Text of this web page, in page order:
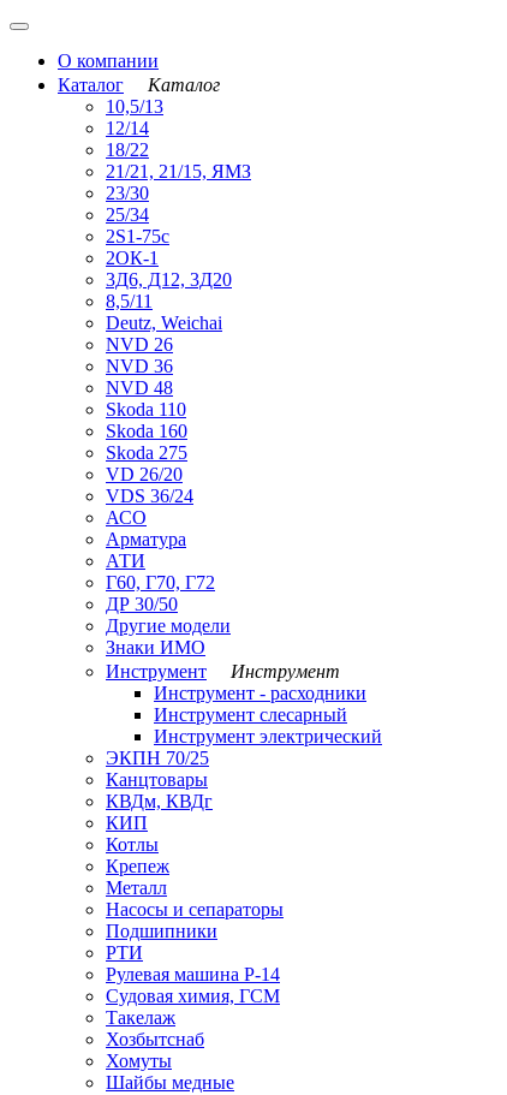
О компании
Каталог
Каталог
10,5/13
12/14
18/22
21/21, 21/15, ЯМЗ
23/30
25/34
2S1-75с
2ОК-1
3Д6, Д12, 3Д20
8,5/11
Deutz, Weichai
NVD 26
NVD 36
NVD 48
Skoda 110
Skoda 160
Skoda 275
VD 26/20
VDS 36/24
АСО
Арматура
АТИ
Г60, Г70, Г72
ДР 30/50
Другие модели
Знаки ИМО
Инструмент
Инструмент
Инструмент - расходники
Инструмент слесарный
Инструмент электрический
ЭКПН 70/25
Канцтовары
КВДм, КВДг
КИП
Котлы
Крепеж
Металл
Насосы и сепараторы
Подшипники
РТИ
Рулевая машина Р-14
Судовая химия, ГСМ
Такелаж
Хозбытснаб
Хомуты
Шайбы медные